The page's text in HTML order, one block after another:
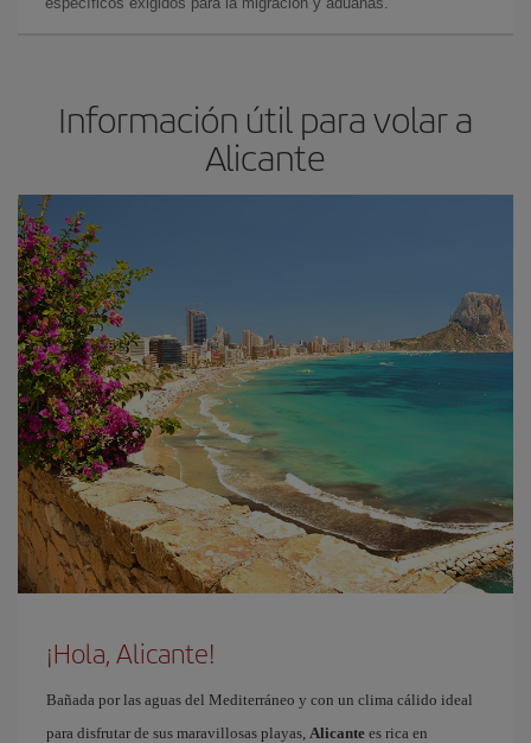
Información útil para volar a
Alicante
¡Hola, Alicante!
Bañada por las aguas del Mediterráneo y con un clima cálido ideal
para disfrutar de sus maravillosas playas, Alicante es rica en